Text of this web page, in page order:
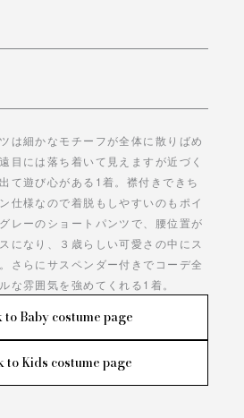
は細かなモチーフが全体に散りばめ
目には落ち着いて見えますが近づく
て遊び心がある1着。襟付きできち
仕様なので着脱もしやすいのもポイ
レーのショートパンツで、腰位置が
になり、３歳らしい可愛さの中にス
さらにサスペンダー付きでコーデ全
な雰囲気を強めてくれる1着。
to Baby costume page
to Kids costume page